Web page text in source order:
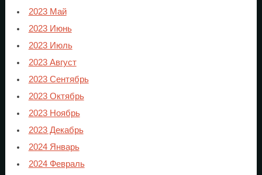
2023 Май
2023 Июнь
2023 Июль
2023 Август
2023 Сентябрь
2023 Октябрь
2023 Ноябрь
2023 Декабрь
2024 Январь
2024 Февраль